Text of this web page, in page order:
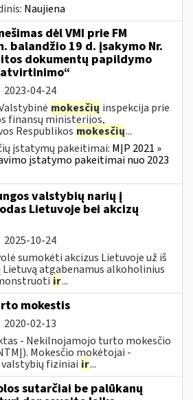
Naujiena
dėl VMI prie FM
balandžio 19 d. įsakymo Nr.
dokumentų papildymo
2023-04-24
mokesčių inspekcija prie
finansų ministerijos,
Respublikos mokesčių...
įstatymų pakeitimai: MĮP 2021 »
įstatymo pakeitimai nuo 2023
valstybių narių į
Lietuvoje bei akcizų
2025-10-24
sumokėti akcizus Lietuvoje už iš
atgabenamus alkoholinius
ir...
mokestis
2020-02-13
- Nekilnojamojo turto mokesčio
Mokesčio mokėtojai -
fiziniai ir...
sutarčiai be palūkanų